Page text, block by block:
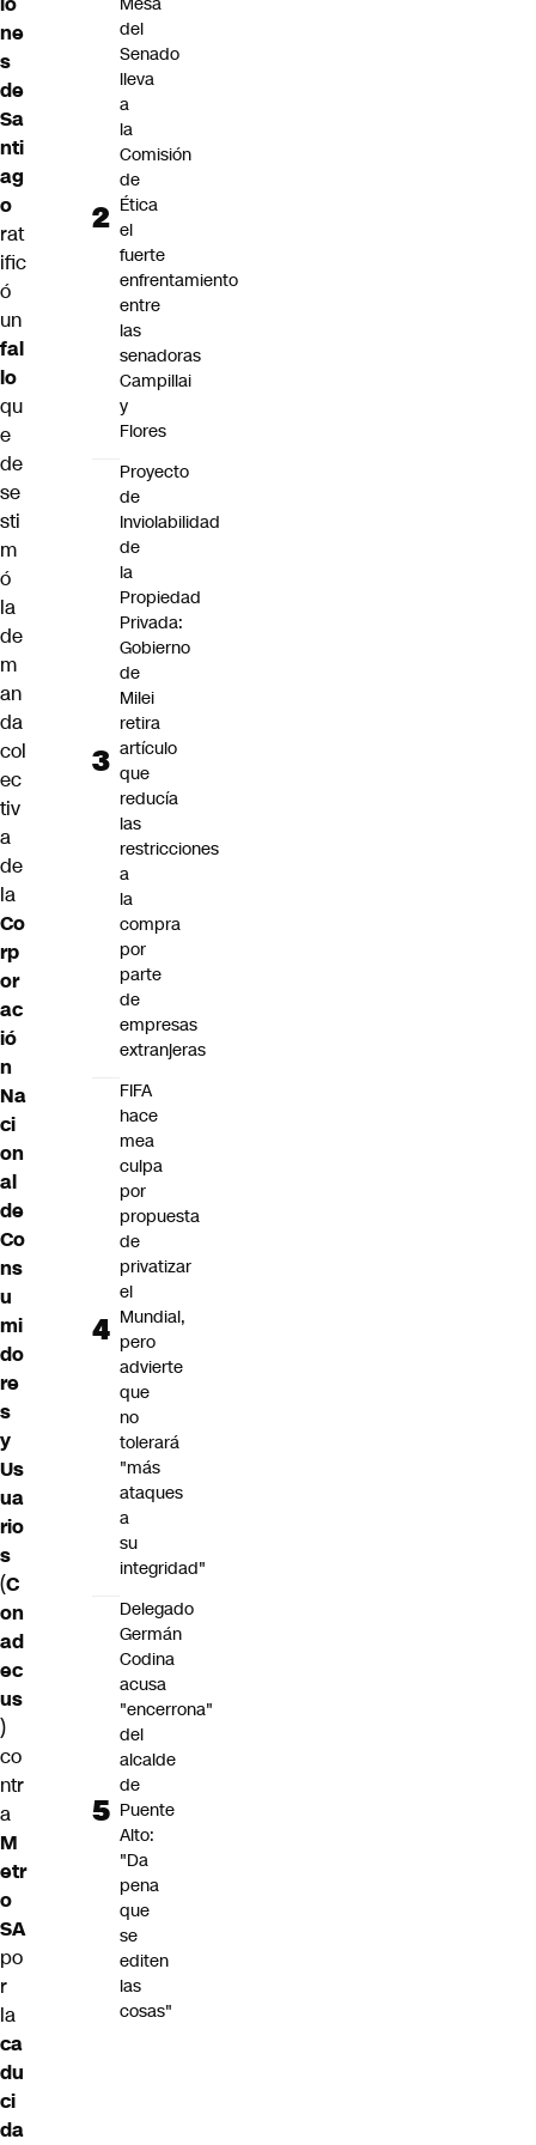
ne
s
de
Sa
nti
ag
o
rat
ific
ó
un
fal
lo
qu
e
de
se
sti
m
ó
la
de
m
an
da
col
ec
tiv
a
de
la
Co
rp
or
ac
ió
n
Na
ci
on
al
de
Co
ns
u
mi
do
re
s
y
Us
ua
rio
s
(C
on
ad
ec
us
)
co
ntr
a
M
etr
o
SA
po
r
la
ca
du
ci
da
del
Senado
lleva
a
la
Comisión
de
Ética
el
fuerte
enfrentamiento
entre
las
senadoras
Campillai
y
Flores
Proyecto
de
Inviolabilidad
de
la
Propiedad
Privada:
Gobierno
de
Milei
retira
artículo
que
reducía
las
restricciones
a
la
compra
por
parte
de
empresas
extranjeras
FIFA
hace
mea
culpa
por
propuesta
de
privatizar
el
Mundial,
pero
advierte
que
no
tolerará
"más
ataques
a
su
integridad"
Delegado
Germán
Codina
acusa
"encerrona"
del
alcalde
de
Puente
Alto:
"Da
pena
que
se
editen
las
cosas"